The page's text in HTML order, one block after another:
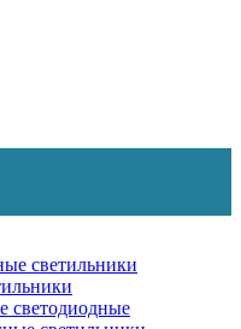
светильники
светодиодные